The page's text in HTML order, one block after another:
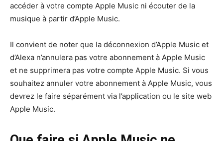
accéder à votre compte Apple Music ni écouter de la
musique à partir d’Apple Music.
Il convient de noter que la déconnexion d’Apple Music et
d’Alexa n’annulera pas votre abonnement à Apple Music
et ne supprimera pas votre compte Apple Music. Si vous
souhaitez annuler votre abonnement à Apple Music, vous
devrez le faire séparément via l’application ou le site web
Apple Music.